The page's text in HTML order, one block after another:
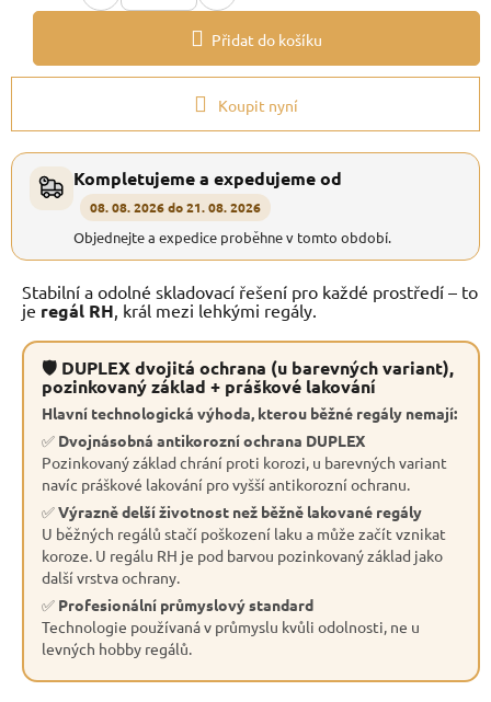
Přidat do košíku
Koupit nyní
Kompletujeme a expedujeme od
08. 08. 2026 do 21. 08. 2026
Objednejte a expedice proběhne v tomto období.
Stabilní a odolné skladovací řešení pro každé prostředí – to
je regál RH , král mezi lehkými regály.
🛡 DUPLEX dvojitá ochrana (u barevných variant),
pozinkovaný základ + práškové lakování
Hlavní technologická výhoda, kterou běžné regály nemají:
✅ Dvojnásobná antikorozní ochrana DUPLEX
Pozinkovaný základ chrání proti korozi, u barevných variant
navíc práškové lakování pro vyšší antikorozní ochranu.
✅Výrazně delší životnost než běžně lakované regály
U běžných regálů stačí poškození laku a může začít vznikat
koroze. U regálu RH je pod barvou pozinkovaný základ jako
další vrstva ochrany.
✅ Profesionální průmyslový standard
Technologie používaná v průmyslu kvůli odolnosti, ne u
levných hobby regálů.